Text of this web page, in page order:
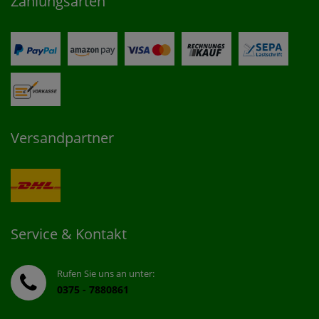
Versandpartner
Service & Kontakt
Rufen Sie uns an unter:
0375 - 7880861